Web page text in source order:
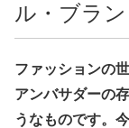
ル・ブラ
ファッションの
アンバサダーの
うなものです。